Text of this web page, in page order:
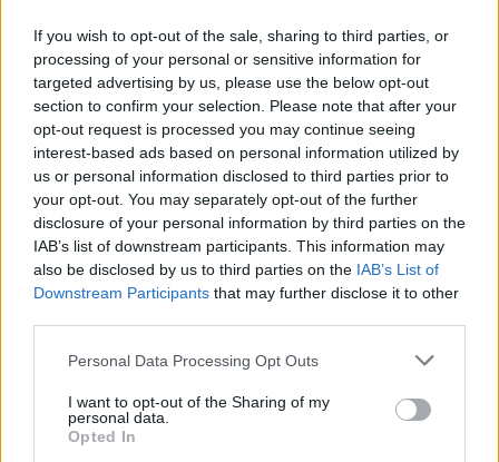
If you wish to opt-out of the sale, sharing to third parties, or
processing of your personal or sensitive information for
targeted advertising by us, please use the below opt-out
section to confirm your selection. Please note that after your
opt-out request is processed you may continue seeing
interest-based ads based on personal information utilized by
us or personal information disclosed to third parties prior to
your opt-out. You may separately opt-out of the further
disclosure of your personal information by third parties on the
IAB’s list of downstream participants. This information may
also be disclosed by us to third parties on the IAB’s List of
Downstream Participants that may further disclose it to other
Please note that this website/app uses one or more Google
not limited to your visit or usage behaviour. You may click to
grant or deny consent to Google and its third-party tags to
use your data for below specified purposes in below Google
Personal Data Processing Opt Outs
I want to opt-out of the Sharing of my
personal data.
Opted In
SATA- és PCIe--vezérlőket, valamint a további
komponensekhez szükséges csatolásokat találunk,
amelyeket nem szükséges túlpörgetni. A processzorban
azonban annál inkább vigyáznunk kell, mert ha szimplán
mindent magasabb órajelre kapcsolunk, már néhány
százalékos eltérést követően lefagy a rendszer. A
processzort egy Base Clock (BCLK), vagyis alapórajel
hajtja, amelyet a lapkán belül osztók és szorzók
változtatnak meg minden modulhoz külön-külön.
Számunkra a processzormagok sebessége a
legfontosabb, itt pedig a BCLK emelése nem feltétlenül
hatással van. Miután az órajelre érzékeny részekhez
tartozó osztóállások száma limitált, inkább a CPU-
magok szorzójának növelésével érdemes kísérletezni.